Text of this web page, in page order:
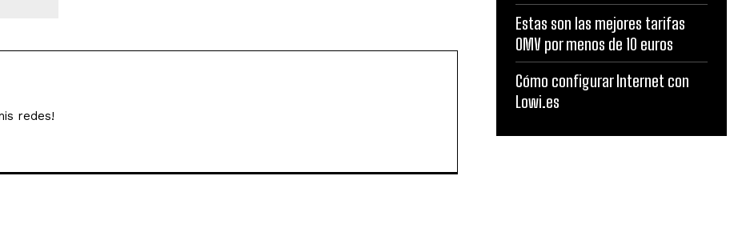
redes!
Estas son las mejores tarifas
OMV por menos de 10 euros
Cómo configurar Internet con
Lowi.es